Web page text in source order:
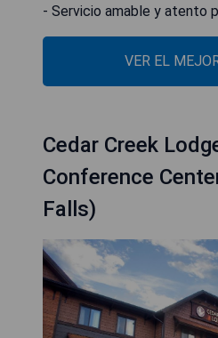
- Servicio amable y atento
VER EL
Cedar Creek
Conference
Falls)